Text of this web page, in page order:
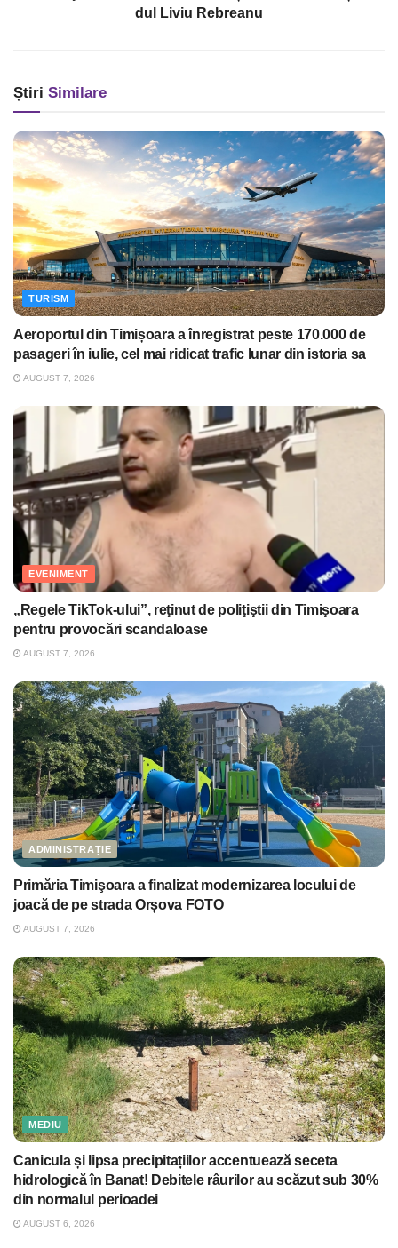
dul Liviu Rebreanu
Știri Similare
TURISM
Aeroportul din Timișoara a înregistrat peste 170.000 de
pasageri în iulie, cel mai ridicat trafic lunar din istoria sa
AUGUST 7, 2026
EVENIMENT
„Regele TikTok-ului”, reţinut de poliţiştii din Timişoara
pentru provocări scandaloase
AUGUST 7, 2026
ADMINISTRAȚIE
Primăria Timişoara a finalizat modernizarea locului de
joacă de pe strada Orșova FOTO
AUGUST 7, 2026
MEDIU
Canicula și lipsa precipitațiilor accentuează seceta
hidrologică în Banat! Debitele râurilor au scăzut sub 30%
din normalul perioadei
AUGUST 6, 2026